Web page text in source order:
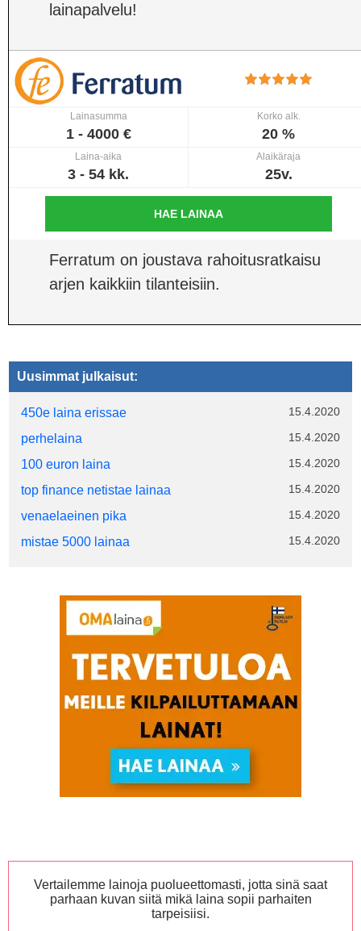
lainapalvelu!
Lainasumma
1 - 4000 €
Korko alk.
20 %
Laina-aika
3 - 54 kk.
Alaikäraja
25v.
HAE LAINAA
Ferratum on joustava rahoitusratkaisu
arjen kaikkiin tilanteisiin.
Uusimmat julkaisut:
450e laina erissae 15.4.2020
perhelaina 15.4.2020
100 euron laina 15.4.2020
top finance netistae lainaa 15.4.2020
venaelaeinen pika 15.4.2020
mistae 5000 lainaa 15.4.2020
Vertailemme lainoja puolueettomasti, jotta sinä saat
parhaan kuvan siitä mikä laina sopii parhaiten
tarpeisiisi.